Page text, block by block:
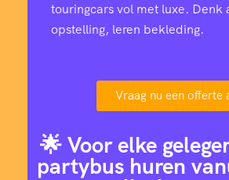
touringcars vol met luxe. Denk
opstelling, leren bekleding.
Vraag nu een offerte
🌟 Voor elke
partybus huren